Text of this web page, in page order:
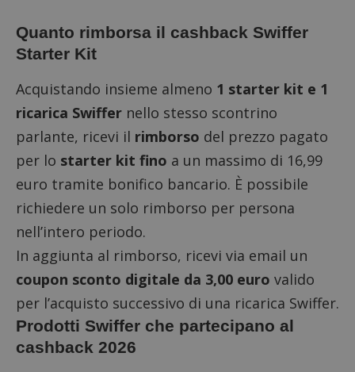
Quanto rimborsa il cashback Swiffer
Starter Kit
Acquistando insieme almeno 1 starter kit e 1
ricarica Swiffer nello stesso scontrino
parlante, ricevi il rimborso del prezzo pagato
per lo starter kit fino a un massimo di 16,99
euro tramite bonifico bancario. È possibile
richiedere un solo rimborso per persona
nell’intero periodo.
In aggiunta al rimborso, ricevi via email un
coupon sconto digitale da 3,00 euro valido
per l’acquisto successivo di una ricarica Swiffer.
Prodotti Swiffer che partecipano al
cashback 2026